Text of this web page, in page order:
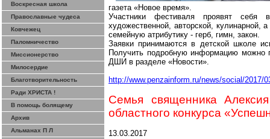
Воскресная школа
Православные чудеса
Ковчежец
Паломничество
Миссионерство
Милосердие
Благотворительность
Ради ХРИСТА !
В помощь болящему
Архив
Альманах П Л
газета «Новое время».
Участники фестиваля проявят себя
художественной, авторской, кулинарной,
семейную атрибутику - герб, гимн, закон.
Заявки принимаются в детской школе
Получить подробную информацию можно
ДШИ в разделе «Новости».
http://www.penzainform.ru/news/social/2017/
Семья священника
областного конкурса
13.03.2017